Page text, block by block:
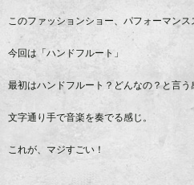
このファッションショー、パフォーマンス
今回は「ハンドフルート」
最初はハンドフルート？どんなの？と言う
文字通り手で音楽を奏でる感じ。
これが、マジすごい！